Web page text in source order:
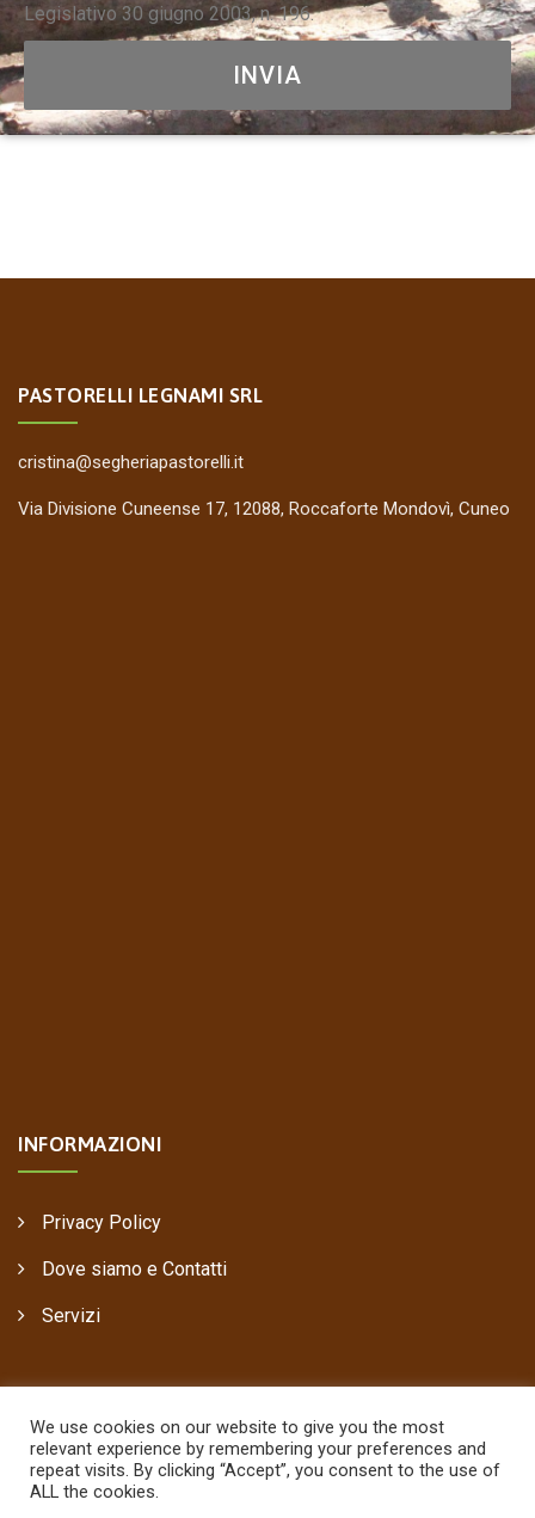
Legislativo 30 giugno 2003, n. 196.
INVIA
PASTORELLI LEGNAMI SRL
cristina@segheriapastorelli.it
Via Divisione Cuneense 17, 12088, Roccaforte Mondovì, Cuneo
INFORMAZIONI
Privacy Policy
Dove siamo e Contatti
Servizi
We use cookies on our website to give you the most
relevant experience by remembering your preferences and
repeat visits. By clicking “Accept”, you consent to the use of
ALL the cookies.